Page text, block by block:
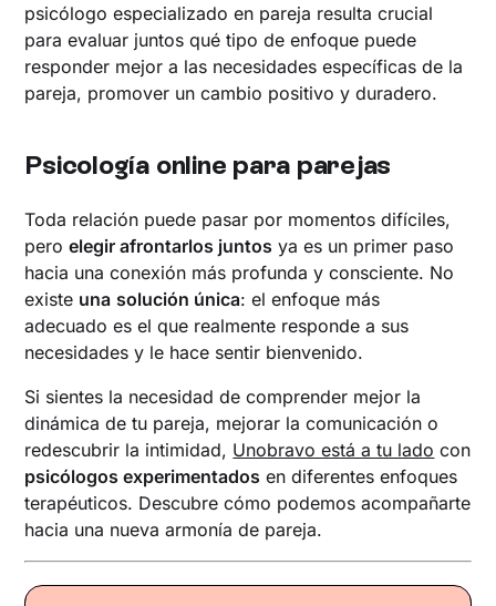
psicólogo especializado en pareja resulta crucial
para evaluar juntos qué tipo de enfoque puede
responder mejor a las necesidades específicas de la
pareja, promover un cambio positivo y duradero.
Psicología online para parejas
Toda relación puede pasar por momentos difíciles,
peroelegir afrontarlos juntos ya es un primer paso
hacia una conexión más profunda y consciente. No
existe una solución única: el enfoque más
adecuado es el que realmente responde a sus
necesidades y le hace sentir bienvenido.
Si sientes la necesidad de comprender mejor la
dinámica de tu pareja, mejorar la comunicación o
redescubrir la intimidad, Unobravo está a tu lado con
psicólogos experimentados en diferentes enfoques
terapéuticos. Descubre cómo podemos acompañarte
hacia una nueva armonía de pareja.